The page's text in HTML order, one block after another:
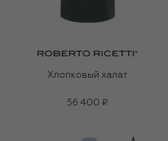
Хлопковый халат
56 400 ₽